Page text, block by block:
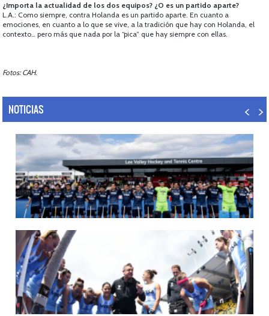
¿Importa la actualidad de los dos equipos? ¿O es un partido aparte?
L.A.: Como siempre, contra Holanda es un partido aparte. En cuanto a
emociones, en cuanto a lo que se vive, a la tradición que hay con Holanda, el
contexto… pero más que nada por la “pica” que hay siempre con ellas.
Fotos: CAH.
NOTICIAS
14/07/2026
MUNDIAL 2026: LOS LEONES CONVOCADOS POR LUCAS REY
Del 15 al 30 de agosto disputarán el Mundial en Países Bajos y Bélgica.
LEER MÁS